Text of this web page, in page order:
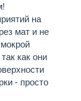
на
мат и не
как они
- просто